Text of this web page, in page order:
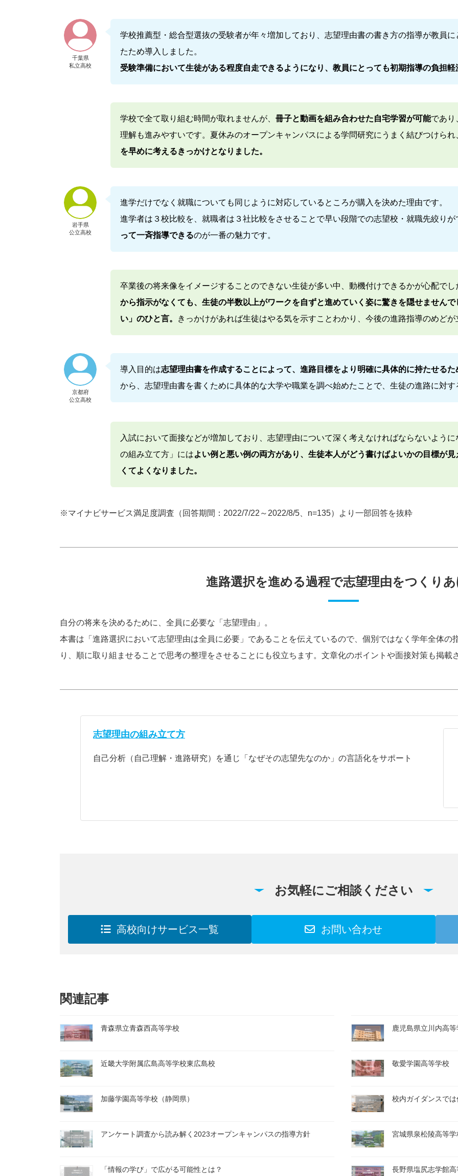
千葉県
私立高校
学校推薦型・総合型選抜の受験者が年々増加しており、志望理由書の書き方の指導が教員
たため導入しました。
受験準備において生徒がある程度自走できるようになり、教員にとっても初期指導の負担
学校で全て取り組む時間が取れませんが、冊子と動画を組み合わせた自宅学習が可能であり
理解も進みやすいです。夏休みのオープンキャンパスによる学問研究にうまく結びつけら
を早めに考えるきっかけとなりました。
岩手県
公立高校
進学だけでなく就職についても同じように対応しているところが購入を決めた理由です。
進学者は３校比較を、就職者は３社比較をさせることで早い段階での志望校・就職先絞り
って一斉指導できるのが一番の魅力です。
卒業後の将来像をイメージすることのできない生徒が多い中、動機付けできるかが心配でし
から指示がなくても、生徒の半数以上がワークを自ずと進めていく姿に驚きを隠せません
い」のひと言。 きっかけがあれば生徒はやる気を示すことわかり、今後の進路指導のめど
京都府
公立高校
導入目的は志望理由書を作成することによって、進路目標をより明確に具体的に持たせるた
から、志望理由書を書くために具体的な大学や職業を調べ始めたことで、生徒の進路に対
入試において面接などが増加しており、志望理由について深く考えなければならないよう
の組み立て方」にはよい例と悪い例の両方があり、生徒本人がどう書けばよいかの目標が
くてよくなりました。
※マイナビサービス満足度調査（回答期間：2022/7/22～2022/8/5、n=135）より一部回答を抜粋
進路選択を進める過程で志望理由をつくり
自分の将来を決めるために、全員に必要な「志望理由」。
本書は「進路選択において志望理由は全員に必要」であることを伝えているので、個別ではなく学年全体の
り、順に取り組ませることで思考の整理をさせることにも役立ちます。文章化のポイントや面接対策も掲
志望理由の組み立て方
自己分析（自己理解・進路研究）を通じ「なぜその志望先なのか」の言語化をサポート
お気軽にご相談ください
高校向けサービス一覧 お問い合わせ
関連記事
青森県立青森西高等学校 鹿児島県立川内高
近畿大学附属広島高等学校東広島校 敬愛学園高等学校
加藤学園高等学校（静岡県） 校内ガイダンスで
アンケート調査から読み解く2023オープンキャンパスの指導方針 宮城県泉松陵高等
「情報の学び」で広がる可能性とは？ 長野県塩尻志学館